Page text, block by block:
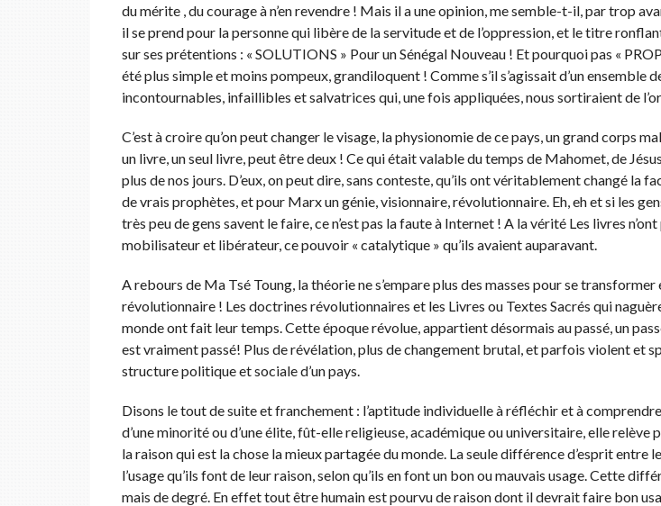
du mérite , du courage à n’en revendre ! Mais il a une opinion, me semble-t-il, par trop
il se prend pour la personne qui libère de la servitude et de l’oppression, et le titre
sur ses prétentions : « SOLUTIONS » Pour un Sénégal Nouveau ! Et pourquoi pas «
été plus simple et moins pompeux, grandiloquent ! Comme s’il s’agissait d’un ensemble
incontournables, infaillibles et salvatrices qui, une fois appliquées, nous sortiraient de
C’est à croire qu’on peut changer le visage, la physionomie de ce pays, un grand corps
un livre, un seul livre, peut être deux ! Ce qui était valable du temps de Mahomet, de
plus de nos jours. D’eux, on peut dire, sans conteste, qu’ils ont véritablement changé la
de vrais prophètes, et pour Marx un génie, visionnaire, révolutionnaire. Eh, eh et si les
très peu de gens savent le faire, ce n’est pas la faute à Internet ! A la vérité Les livres
mobilisateur et libérateur, ce pouvoir « catalytique » qu’ils avaient auparavant.
A rebours de Ma Tsé Toung, la théorie ne s’empare plus des masses pour se transformer
révolutionnaire ! Les doctrines révolutionnaires et les Livres ou Textes Sacrés qui
monde ont fait leur temps. Cette époque révolue, appartient désormais au passé, un
est vraiment passé! Plus de révélation, plus de changement brutal, et parfois violent et
structure politique et sociale d’un pays.
Disons le tout de suite et franchement : l’aptitude individuelle à réfléchir et à comprendre,
d’une minorité ou d’une élite, fût-elle religieuse, académique ou universitaire, elle relève
la raison qui est la chose la mieux partagée du monde. La seule différence d’esprit entre
l’usage qu’ils font de leur raison, selon qu’ils en font un bon ou mauvais usage. Cette
mais de degré. En effet tout être humain est pourvu de raison dont il devrait faire bon